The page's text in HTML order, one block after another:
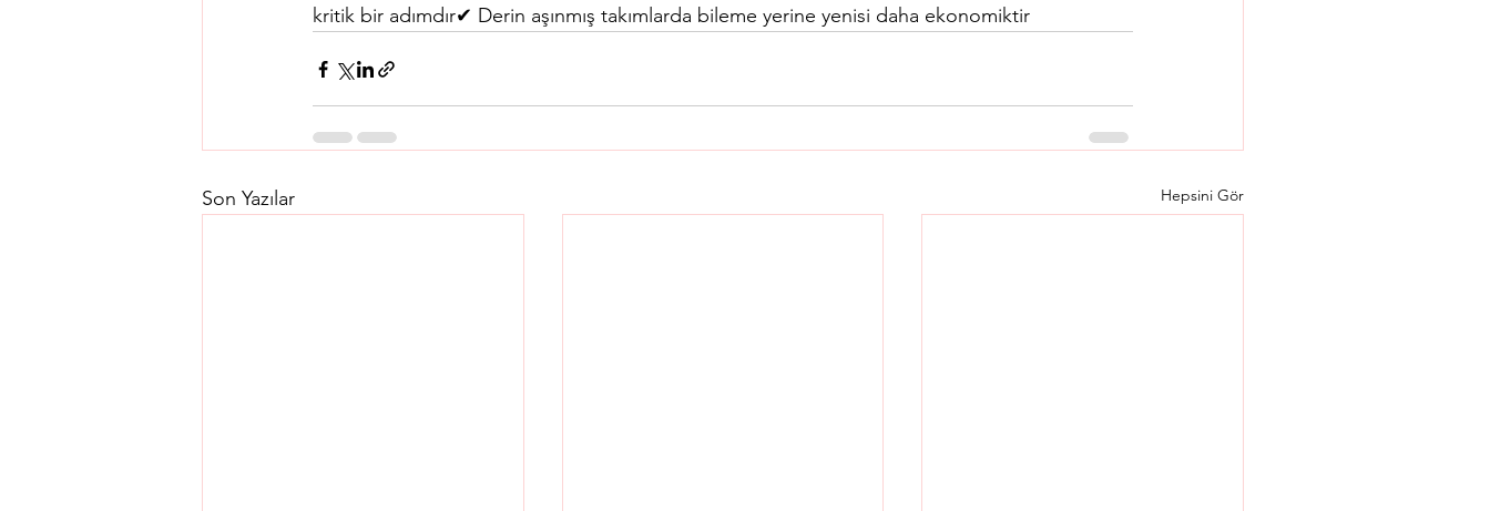
kritik bir adımdır✔ Derin aşınmış takımlarda bileme yerine yenisi daha ekonomiktir
Son Yazılar Hepsini Gör